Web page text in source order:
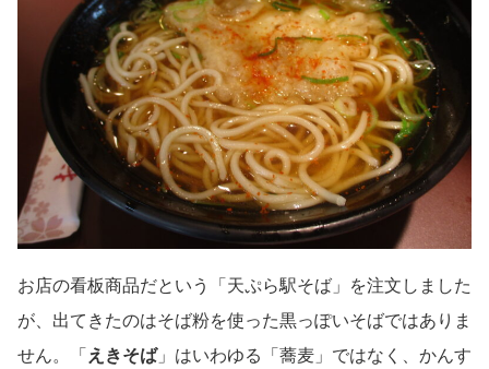
お店の看板商品だという「天ぷら駅そば」を注文しました
が、出てきたのはそば粉を使った黒っぽいそばではありま
せん。「 えきそば」はいわゆる「蕎麦」ではなく、かんす